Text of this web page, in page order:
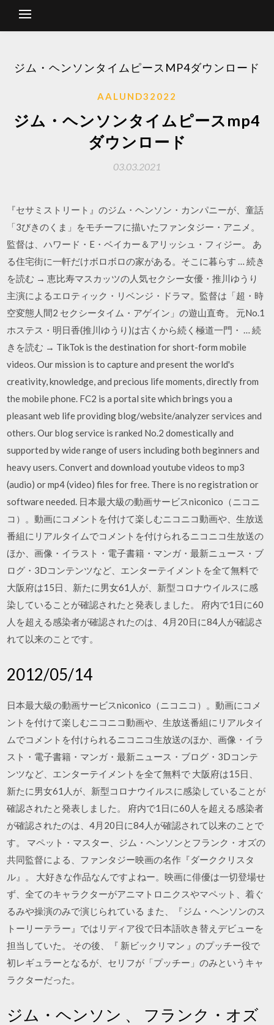
ジム・ヘンソンタイムピースMP4ダウンロード
AALUND32022
ジム・ヘンソンタイムピースmp4
ダウンロード
03.03.2021
『セサミストリート』のジム・ヘンソン・カンパニーが、童話
「3びきのくま」をモチーフに描いたファンタジー・アニメ。
監督は、ハワード・E・ベイカー＆アリッシュ・フィジー。 あ
る住宅街に一軒だけボロボロの家がある。そこに暮らす … 続き
を読む → 恵比寿マスカッツの人気セクシー女優・推川ゆうり
主演によるエロティック・リベンジ・ドラマ。監督は「超・時
空変態人間2 セクシータイム・アゲイン」の遊山直奇。 元No.1
ホステス・明日香(推川ゆうり)は古くから続く極道一門・ … 続
きを読む → TikTok is the destination for short-form mobile
videos. Our mission is to capture and present the world's
creativity, knowledge, and precious life moments, directly from
the mobile phone. FC2 is a portal site which brings you a
pleasant web life providing blog/website/analyzer services and
others. Our blog service is ranked No.2 domestically and
supported by wide range of users including both beginners and
heavy users. Convert and download youtube videos to mp3
(audio) or mp4 (video) files for free. There is no registration or
software needed. 日本最大級の動画サービスniconico（ニコニ
コ）。動画にコメントを付けて楽しむニコニコ動画や、生放送
番組にリアルタイムでコメントを付けられるニコニコ生放送の
ほか、画像・イラスト・電子書籍・マンガ・最新ニュース・ブ
ログ・3Dコンテンツなど、エンターテイメントを全て無料で
大阪府は15日、新たに男女61人が、新型コロナウイルスに感
染していることが確認されたと発表しました。 府内で1日に60
人を超える感染者が確認されたのは、4月20日に84人が確認さ
れて以来のことです。
2012/05/14
日本最大級の動画サービスniconico（ニコニコ）。動画にコメ
ントを付けて楽しむニコニコ動画や、生放送番組にリアルタイ
ムでコメントを付けられるニコニコ生放送のほか、画像・イラ
スト・電子書籍・マンガ・最新ニュース・ブログ・3Dコンテ
ンツなど、エンターテイメントを全て無料で 大阪府は15日、
新たに男女61人が、新型コロナウイルスに感染していることが
確認されたと発表しました。 府内で1日に60人を超える感染者
が確認されたのは、4月20日に84人が確認されて以来のことで
す。 マペット・マスター、ジム・ヘンソンとフランク・オズの
共同監督による、ファンタジー映画の名作『ダーククリスタ
ル』。 大好きな作品なんですよねー。映画に俳優は一切登場せ
ず、全てのキャラクターがアニマトロニクスやマペット、着ぐ
るみや操演のみで演じられている また、『ジム・ヘンソンのス
トーリーテラー』ではリディア役で日本語吹き替えデビューを
担当していた。 その後、『 新ビックリマン 』のプッチー役で
初レギュラーとなるが、セリフが「プッチー」のみというキャ
ラクターだった。
ジム・ヘンソン 、 フランク・オズ